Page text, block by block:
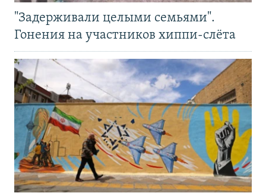
"Задерживали целыми семьями".
Гонения на участников хиппи-слёта